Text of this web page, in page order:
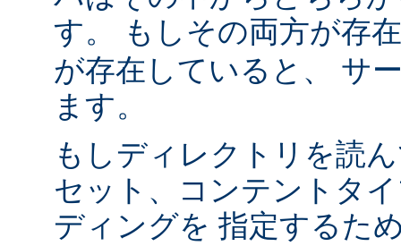
す。 もしその両方が存
が存在していると、 サ
ます。
もしディレクトリを読
セット、コンテントタ
ディングを 指定するた